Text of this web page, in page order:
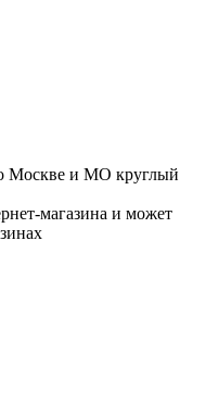
Москве и МО круглый
магазина и может